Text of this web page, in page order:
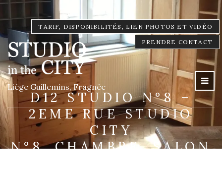
TARIF, DISPONIBILITÉS, LIEN PHOTOS ET VIDÉO
PRENDRE CONTACT
Liège Guillemins, Fragnée
D12 STUDIO N°8 –
2EME RUE STUDIO
CITY
N°8_CHAMBRE_SALON